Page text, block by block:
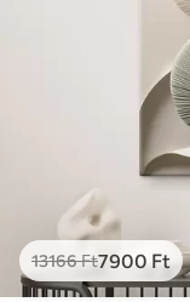
13166Ft7900 Ft